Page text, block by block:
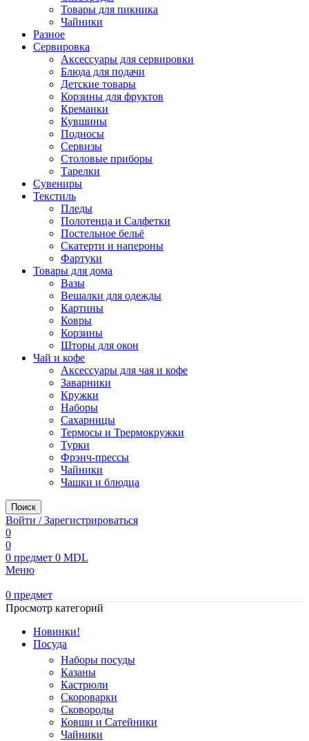
Товары для пикника
Чайники
Разное
Сервировка
Аксессуары для сервировки
Блюда для подачи
Детские товары
Корзины для фруктов
Креманки
Кувшины
Подносы
Сервизы
Столовые приборы
Тарелки
Сувениры
Текстиль
Пледы
Полотенца и Салфетки
Постельное бельё
Скатерти и напероны
Фартуки
Товары для дома
Вазы
Вешалки для одежды
Картины
Ковры
Корзины
Шторы для окон
Чай и кофе
Аксессуары для чая и кофе
Заварники
Кружки
Наборы
Сахарницы
Термосы и Трермокружки
Турки
Фрэнч-прессы
Чайники
Чашки и блюдца
Поиск
Войти / Зарегистрироваться
0
0
0 предмет 0 MDL
Меню
0 предмет
Просмотр категорий
Новинки!
Посуда
Наборы посуды
Казаны
Кастрюли
Скороварки
Сковороды
Ковши и Сатейники
Чайники